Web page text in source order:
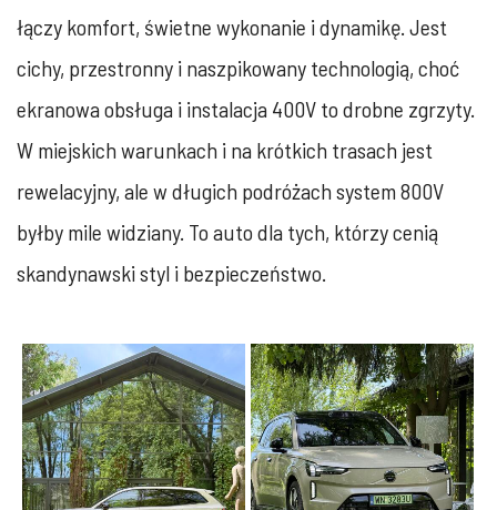
łączy komfort, świetne wykonanie i dynamikę. Jest
cichy, przestronny i naszpikowany technologią, choć
ekranowa obsługa i instalacja 400V to drobne zgrzyty.
W miejskich warunkach i na krótkich trasach jest
rewelacyjny, ale w długich podróżach system 800V
byłby mile widziany. To auto dla tych, którzy cenią
skandynawski styl i bezpieczeństwo.